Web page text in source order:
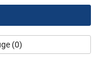
(0)